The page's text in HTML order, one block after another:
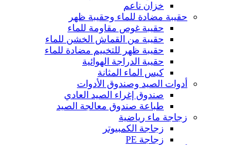
خزان ناعم
حقيبة مضادة للماء وحقيبة ظهر
حقيبة غوص مقاومة للماء
حقيبة من القماش الخشن للماء
حقيبة ظهر للتخييم مضادة للماء
حقيبة الدراجة الهوائية
كيس الماء المثانة
أدوات الصيد وصندوق الأدوات
صندوق إغراء الصيد العادي
طباعة صندوق معالجة الصيد
زجاجة ماء رياضية
زجاجة الكمبيوتر
زجاجة PE